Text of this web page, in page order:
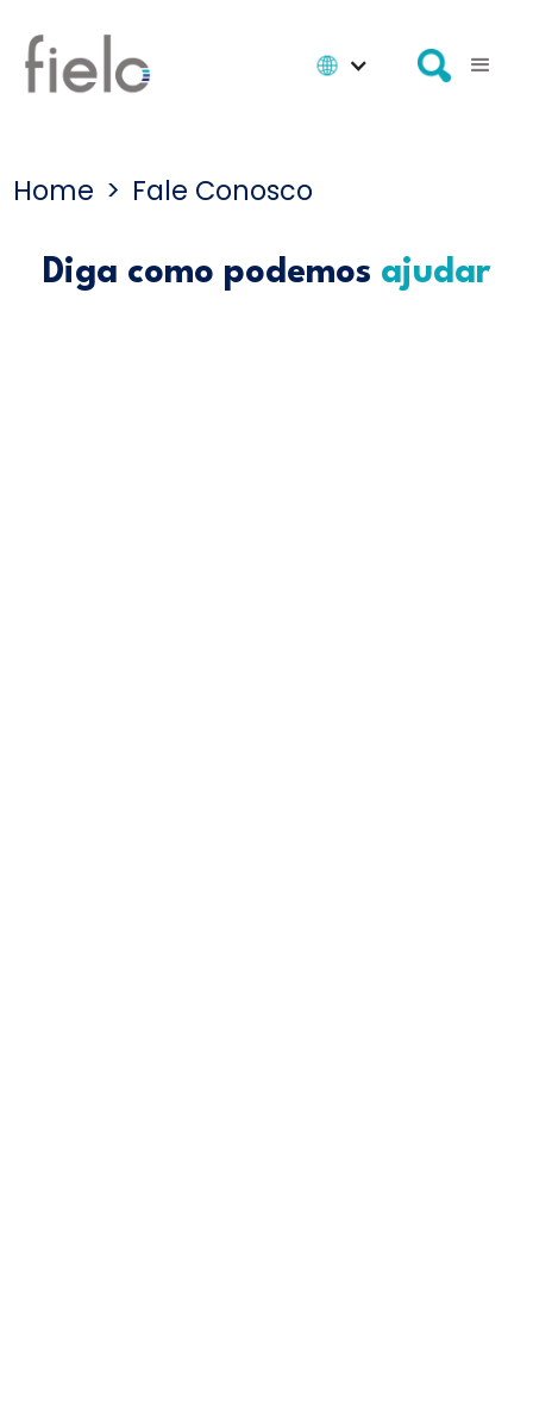
Home > Fale Conosco
Diga como podemos ajudar